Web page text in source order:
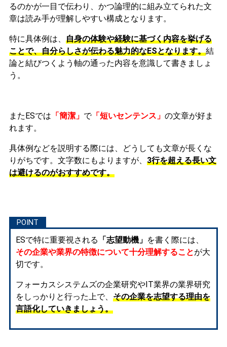
るのかが一目で伝わり、かつ論理的に組み立てられた文
章は読み手が理解しやすい構成となります。
特に具体例は、 自身の体験や経験に基づく内容を挙げる
ことで、自分らしさが伝わる魅力的なESとなります。結
論と結びつくよう軸の通った内容を意識して書きましょ
う。
またESでは 「簡潔」 で「短いセンテンス」 の文章が好ま
れます。
具体例などを説明する際には、どうしても文章が長くな
りがちです。文字数にもよりますが、 3行を超える長い文
は避けるのがおすすめです。
ESで特に重要視される 「志望動機」 を書く際には、
その企業や業界の特徴について十分理解することが大
切です。
フォーカスシステムズの企業研究やIT業界の業界研究
をしっかりと行った上で、 その企業を志望する理由を
言語化していきましょう。